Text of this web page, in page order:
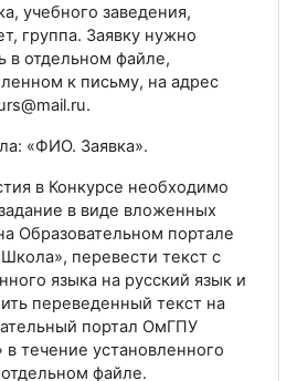
учебного заведения,
группа. Заявку нужно
в отдельном файле,
к письму, на адрес
«ФИО. Заявка».
в Конкурсе необходимо
в виде вложенных
Образовательном портале
перевести текст с
языка на русский язык и
переведенный текст на
портал ОмГПУ
в течение установленного
файле.